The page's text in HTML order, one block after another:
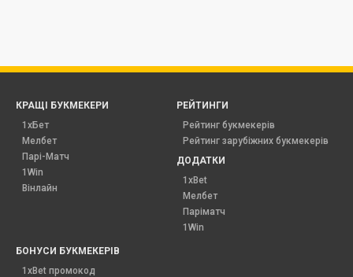
КРАЩІ БУКМЕКЕРИ
1хБет
Мелбет
Парі-Матч
1Win
Вінлайн
РЕЙТИНГИ
Рейтинг букмекерів
Рейтинг зарубіжних букмекерів
ДОДАТКИ
1xBet
Мелбет
Паріматч
1Win
БОНУСИ БУКМЕКЕРІВ
1xBet промокод